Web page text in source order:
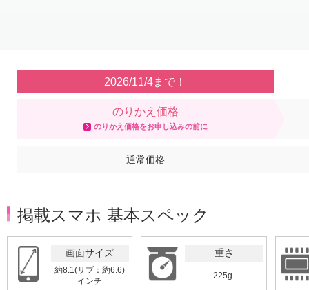
2026/11/4まで！
のりかえ価格
のりかえ価格をお申し込みの前に
通常価格
掲載スマホ 基本スペック
画面サイズ
約8.1(サブ：約6.6)
インチ
重さ
225g